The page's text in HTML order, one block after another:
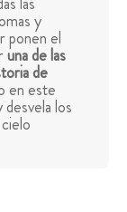
y
ponen el
una de las
de
en este
los